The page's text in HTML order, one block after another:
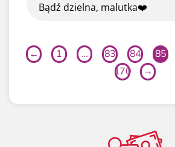
Bądź dzielna, malutka❤️
← 1 … 83 84 85
170
→